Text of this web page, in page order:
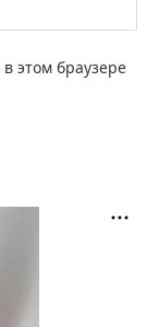
этом браузере